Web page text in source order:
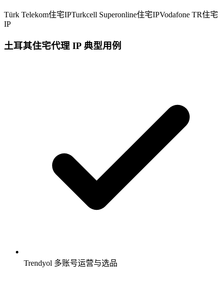
Türk Telekom住宅IPTurkcell Superonline住宅IPVodafone TR住宅
IP
土耳其住宅代理 IP 典型用例
Trendyol 多账号运营与选品